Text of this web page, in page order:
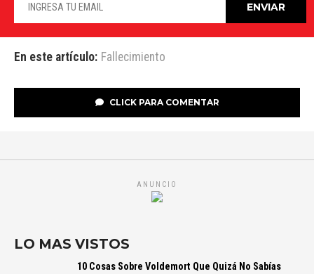
En este artículo: Fallecimiento
CLICK PARA COMENTAR
ANUNCIO
LO MAS VISTOS
10 Cosas Sobre Voldemort Que Quizá No Sabías